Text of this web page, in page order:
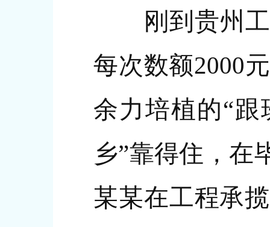
刚到贵州工
每次数额2000
余力培植的“跟
乡”靠得住，在
某某在工程承